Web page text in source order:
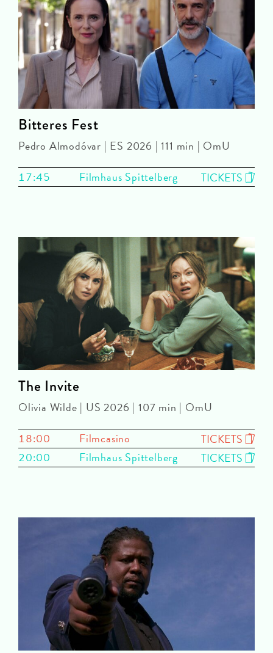
Bitteres Fest
Pedro Almodóvar | ES 2026 | 111 min | OmU
17:45
Filmhaus Spittelberg TICKETS
The Invite
Olivia Wilde | US 2026 | 107 min | OmU
18:00
Filmcasino
TICKETS
20:00
Filmhaus Spittelberg TICKETS